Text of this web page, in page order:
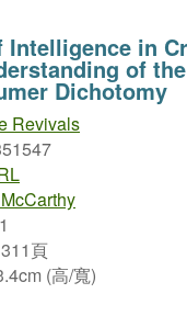
in
of
Dichotomy
Revivals
頁
(高/寬)